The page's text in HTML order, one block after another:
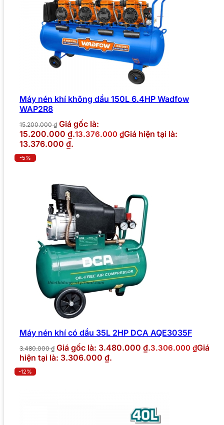
Máy nén khí không dầu 150L 6.4HP Wadfow
WAP2R8
15.200.000₫ Giá gốc là:
15.200.000 ₫.13.376.000 ₫Giá hiện tại là:
13.376.000 ₫.
-5%
Máy nén khí có dầu 35L 2HP DCA AQE3035F
3.480.000₫ Giá gốc là: 3.480.000 ₫.3.306.000 ₫Giá
hiện tại là: 3.306.000 ₫.
-12%